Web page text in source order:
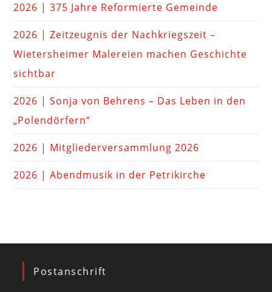
2026 | 375 Jahre Reformierte Gemeinde
2026 | Zeitzeugnis der Nachkriegszeit –
Wietersheimer Malereien machen Geschichte
sichtbar
2026 | Sonja von Behrens – Das Leben in den
„Polendörfern“
2026 | Mitgliederversammlung 2026
2026 | Abendmusik in der Petrikirche
Postanschrift